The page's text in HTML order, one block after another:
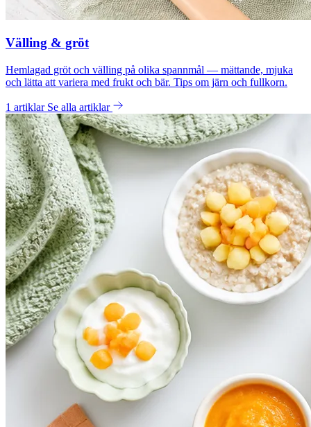
Välling & gröt
Hemlagad gröt och välling på olika spannmål — mättande, mjuka
och lätta att variera med frukt och bär. Tips om järn och fullkorn.
1 artiklar Se alla artiklar